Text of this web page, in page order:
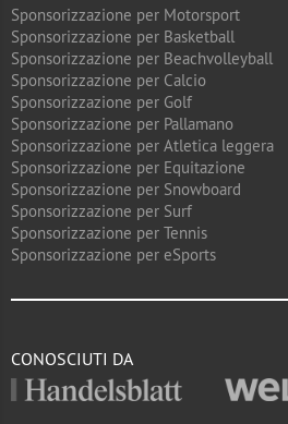
Sponsorizzazione per Motorsport
Sponsorizzazione per Basketball
Sponsorizzazione per Beachvolleyball
Sponsorizzazione per Calcio
Sponsorizzazione per Golf
Sponsorizzazione per Pallamano
Sponsorizzazione per Atletica leggera
Sponsorizzazione per Equitazione
Sponsorizzazione per Snowboard
Sponsorizzazione per Surf
Sponsorizzazione per Tennis
Sponsorizzazione per eSports
CONOSCIUTI DA